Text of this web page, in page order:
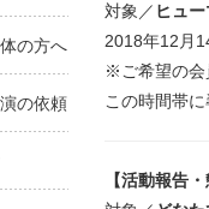
対象／ ヒュ
2018年12月
※ご希望の会
この時間帯
【活動報告
の方へ
の依頼